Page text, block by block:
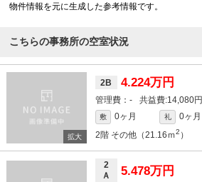
物件情報を元に生成した参考情報です。
こちらの事務所の空室状況
2B 4.224万円
- 14,080円
敷 0ヶ月 礼
0ヶ月
2階 その他（21.16ｍ2 ）
2
Ａ
5.478万円